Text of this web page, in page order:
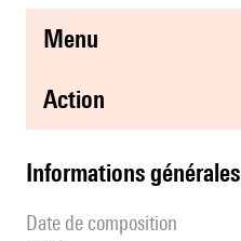
menu
action
informations générales
date de composition